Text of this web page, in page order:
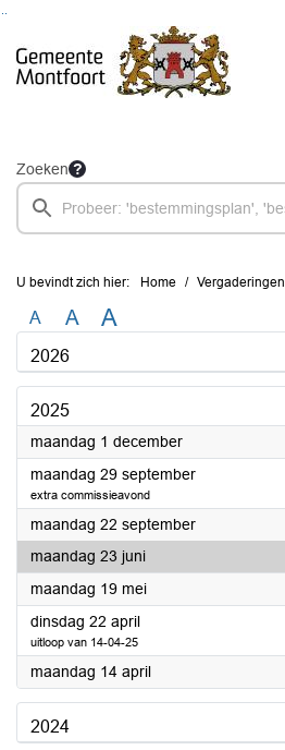
Ga naar de inhoud van deze pagina
Zoeken
U bevindt zich hier: Home Vergaderingen
A A A
2026
2025
maandag 1 december2025
maandag 29 september2025
extra commissieavond
maandag 22 september2025
maandag 23 juni2025
maandag 19 mei2025
dinsdag 22 april2025
uitloop van 14-04-25
maandag 14 april2025
2024